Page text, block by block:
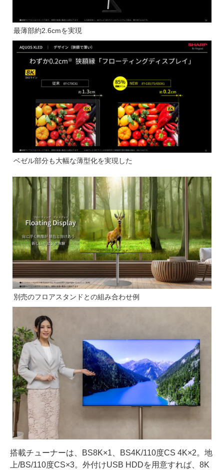
最薄部約2.6cmを実現
ベゼル部分も大幅な薄型化を実現した
別売のフロアスタンドとの組み合わせ例
搭載チューナーは、BS8K×1、BS4K/110度CS 4K×2。地
上/BS/110度CS×3。外付けUSB HDDを用意すれば、8K